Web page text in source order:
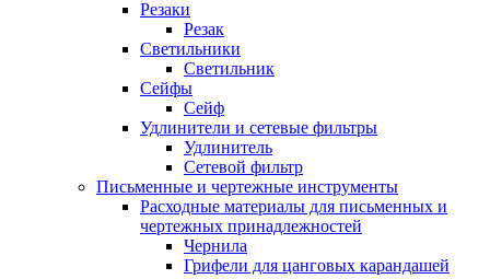
Резаки
Резак
Светильники
Светильник
Сейфы
Сейф
Удлинители и сетевые фильтры
Удлинитель
Сетевой фильтр
Письменные и чертежные инструменты
Расходные материалы для письменных и
чертежных принадлежностей
Чернила
Грифели для цанговых карандашей